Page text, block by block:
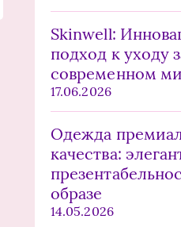
Skinwell:
подход к уходу
современном
17.06.2026
Одежда
качества:
образе
14.05.2026